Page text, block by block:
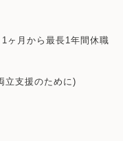
ヶ月から最長1年間休職
立支援のために)